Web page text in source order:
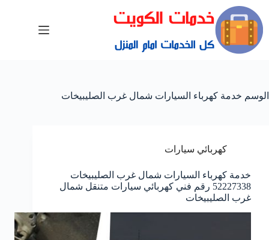
الوسم خدمة كهرباء السيارات شمال غرب الصليبيخات
كهربائي سيارات
خدمة كهرباء السيارات شمال غرب الصليبيخات
52227338 رقم فني كهربائي سيارات متنقل شمال
غرب الصليبيخات